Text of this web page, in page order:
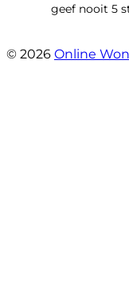
geef nooit 5
© 2026 Online